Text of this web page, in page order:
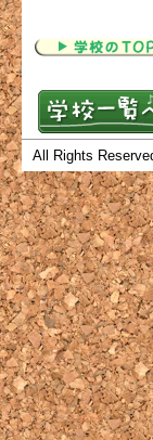
All Rights